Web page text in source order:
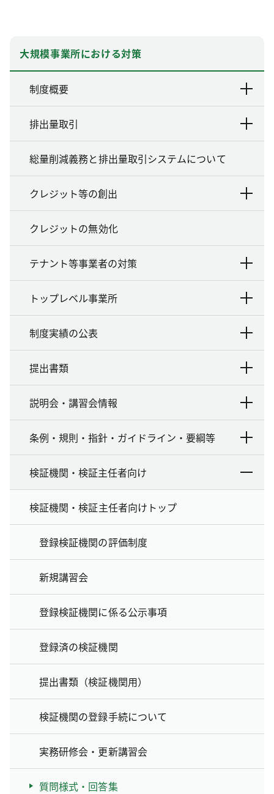
大規模事業所における対策
制度概要
排出量取引
総量削減義務と排出量取引システムについて
クレジット等の創出
クレジットの無効化
テナント等事業者の対策
トップレベル事業所
制度実績の公表
提出書類
説明会・講習会情報
条例・規則・指針・ガイドライン・要綱等
検証機関・検証主任者向け
検証機関・検証主任者向けトップ
登録検証機関の評価制度
新規講習会
登録検証機関に係る公示事項
登録済の検証機関
提出書類（検証機関用）
検証機関の登録手続について
実務研修会・更新講習会
質問様式・回答集